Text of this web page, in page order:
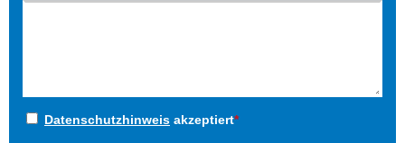
Datenschutzhinweis akzeptiert*